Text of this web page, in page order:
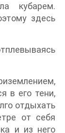
кубарем.
здесь
в его тени,
отдыхать
от себя
и из него